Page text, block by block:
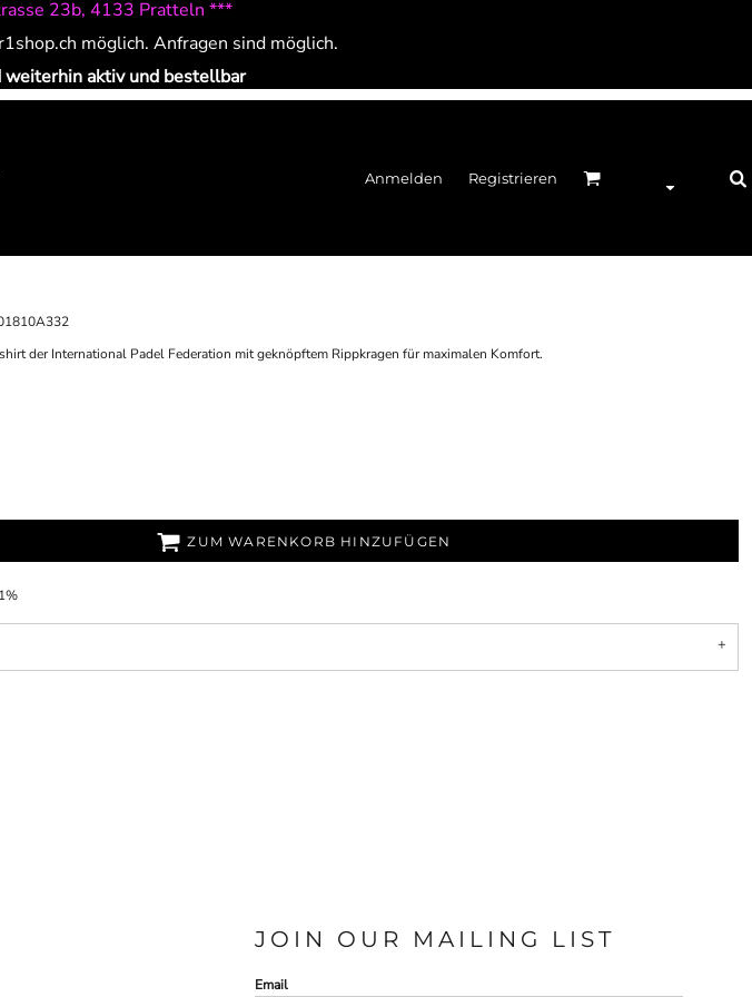
23b, 4133 Pratteln ***
möglich. Anfragen sind möglich.
weiterhin aktiv und bestellbar
Anmelden Registrieren
der International Padel Federation mit geknöpftem Rippkragen für maximalen Komfort.
ZUM WARENKORB HINZUFÜGEN
JOIN OUR MAILING LIST
Email